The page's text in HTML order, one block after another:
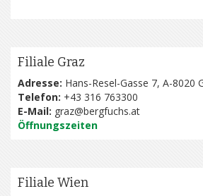
Filiale Graz
Adresse: Hans-Resel-Gasse 7, A-8020
Telefon: +43 316 763300
E-Mail: graz@bergfuchs.at
Öffnungszeiten
Filiale Wien